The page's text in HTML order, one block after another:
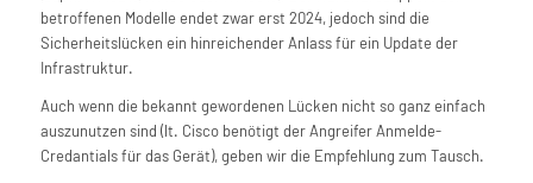
betroffenen Modelle endet zwar erst 2024, jedoch sind die
Sicherheitslücken ein hinreichender Anlass für ein Update der
Infrastruktur.
Auch wenn die bekannt gewordenen Lücken nicht so ganz einfach
auszunutzen sind (lt. Cisco benötigt der Angreifer Anmelde-
Credantials für das Gerät), geben wir die Empfehlung zum Tausch.